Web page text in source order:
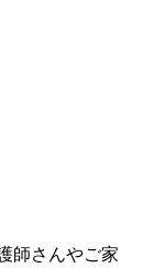
師さんやご家